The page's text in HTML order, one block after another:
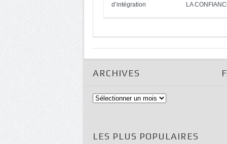
d’intégration
LA
ARCHIVES
Archives
LES PLUS POPULAIRES